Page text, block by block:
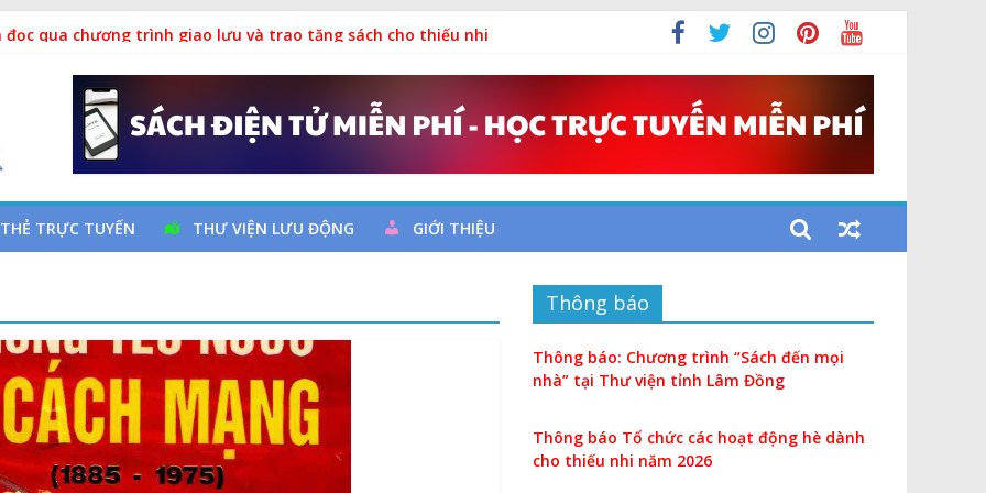
thành lập Công đoàn Việt Nam (28/7/1929 – 28/7/2026)
cơ đột quỵ não và dự phòng
TRỰC TUYẾN THƯ VIỆN LƯU ĐỘNG GIỚI THIỆU
Thông báo
Thông báo: Chương trình “Sách đến mọi
nhà” tại Thư viện tỉnh Lâm Đồng
Thông báo Tổ chức các hoạt động hè dành
cho thiếu nhi năm 2026